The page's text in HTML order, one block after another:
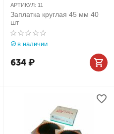
АРТИКУЛ: 11
Заплатка круглая 45 мм 40
шт
в наличии
634₽